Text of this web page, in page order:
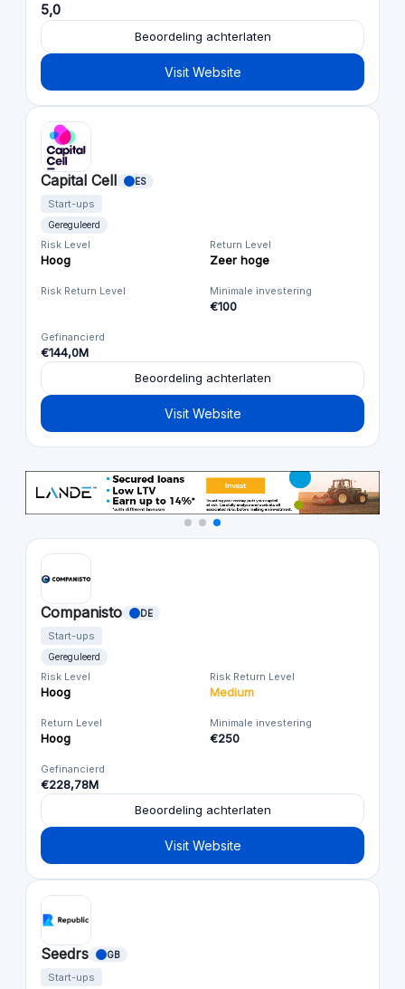
5,0
Beoordeling achterlaten
Visit Website
Capital Cell ES
Start-ups
Gereguleerd
Risk Level
Hoog
Return Level
Zeer hoge
Risk Return Level Minimale investering
€100
Gefinancierd
€144,0M
Beoordeling achterlaten
Visit Website
Companisto DE
Start-ups
Gereguleerd
Risk Level
Hoog
Risk Return Level
Medium
Return Level
Hoog
Minimale investering
€250
Gefinancierd
€228,78M
Beoordeling achterlaten
Visit Website
Seedrs GB
Start-ups